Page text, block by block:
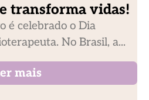
transforma vidas!
é celebrado o Dia
No Brasil, a...
mais